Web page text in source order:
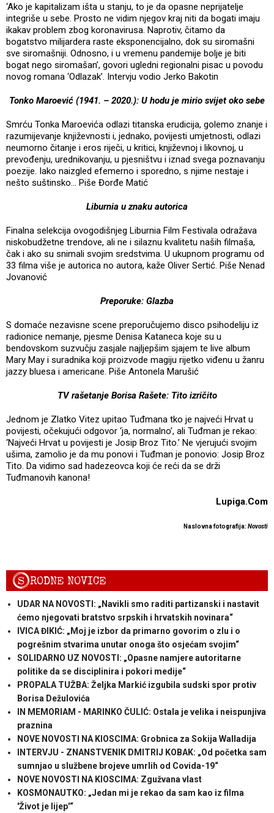
‘Ako je kapitalizam išta u stanju, to je da opasne neprijatelje
integriše u sebe. Prosto ne vidim njegov kraj niti da bogati imaju
ikakav problem zbog koronavirusa. Naprotiv, čitamo da
bogatstvo milijardera raste eksponencijalno, dok su siromašni
sve siromašniji. Odnosno, i u vremenu pandemije bolje je biti
bogat nego siromašan’, govori ugledni regionalni pisac u povodu
novog romana ‘Odlazak’. Intervju vodio Jerko Bakotin
Tonko Maroević (1941. – 2020.): U hodu je mirio svijet oko sebe
Smrću Tonka Maroevića odlazi titanska erudicija, golemo znanje i
razumijevanje književnosti i, jednako, povijesti umjetnosti, odlazi
neumorno čitanje i eros riječi, u kritici, književnoj i likovnoj, u
prevođenju, urednikovanju, u pjesništvu i iznad svega poznavanju
poezije. Iako naizgled efemerno i sporedno, s njime nestaje i
nešto suštinsko… Piše Đorđe Matić
Liburnia u znaku autorica
Finalna selekcija ovogodišnjeg Liburnia Film Festivala odražava
niskobudžetne trendove, ali ne i silaznu kvalitetu naših filmaša,
čak i ako su snimali svojim sredstvima. U ukupnom programu od
33 filma više je autorica no autora, kaže Oliver Sertić. Piše Nenad
Jovanović
Preporuke: Glazba
S domaće nezavisne scene preporučujemo disco psihodeliju iz
radionice nemanje, pjesme Denisa Kataneca koje su u
bendovskom suzvučju zasjale najljepšim sjajem te live album
Mary May i suradnika koji proizvode magiju rijetko viđenu u žanru
jazzy bluesa i americane. Piše Antonela Marušić
TV rašetanje Borisa Rašete: Tito izričito
Jednom je Zlatko Vitez upitao Tuđmana tko je najveći Hrvat u
povijesti, očekujući odgovor ‘ja, normalno’, ali Tuđman je rekao:
‘Najveći Hrvat u povijesti je Josip Broz Tito.’ Ne vjerujući svojim
ušima, zamolio je da mu ponovi i Tuđman je ponovio: Josip Broz
Tito. Da vidimo sad hadezeovca koji će reći da se drži
Tuđmanovih kanona!
Lupiga.Com
Naslovna fotografija: Novosti
SRODNE NOVICE
UDAR NA NOVOSTI: „Navikli smo raditi partizanski i nastavit
ćemo njegovati bratstvo srpskih i hrvatskih novinara“
IVICA ĐIKIĆ: „Moj je izbor da primarno govorim o zlu i o
pogrešnim stvarima unutar onoga što osjećam svojim“
SOLIDARNO UZ NOVOSTI: „Opasne namjere autoritarne
politike da se disciplinira i pokori medije“
PROPALA TUŽBA: Željka Markić izgubila sudski spor protiv
Borisa Dežulovića
IN MEMORIAM - MARINKO ČULIĆ: Ostala je velika i neispunjiva
praznina
NOVE NOVOSTI NA KIOSCIMA: Grobnica za Sokija Walladija
INTERVJU - ZNANSTVENIK DMITRIJ KOBAK: „Od početka sam
sumnjao u službene brojeve umrlih od Covida-19“
NOVE NOVOSTI NA KIOSCIMA: Zgužvana vlast
KOSMONAUTKO: „Jedan mi je rekao da sam kao iz filma
'Život je lijep'“